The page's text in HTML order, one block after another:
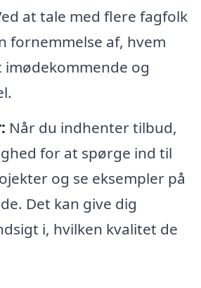
at tale med flere fagfolk
fornemmelse af, hvem
imødekommende og
Når du indhenter tilbud,
for at spørge ind til
og se eksempler på
Det kan give dig
i, hvilken kvalitet de